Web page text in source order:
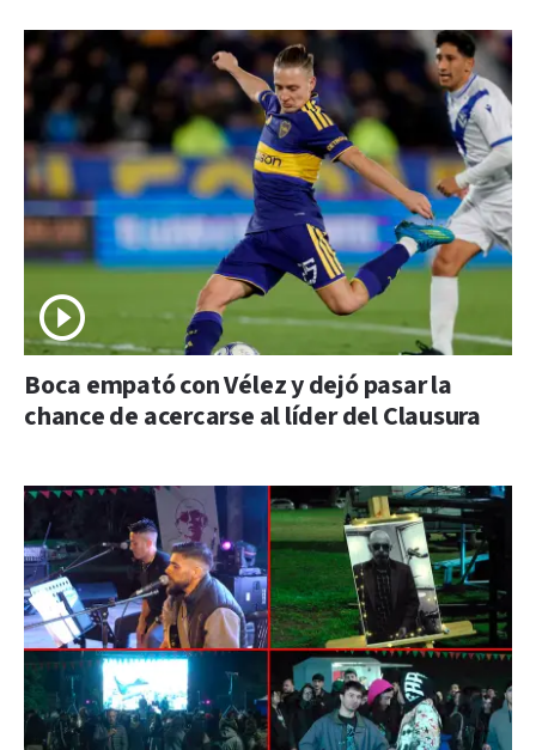
Boca empató con Vélez y dejó pasar la
chance de acercarse al líder del Clausura